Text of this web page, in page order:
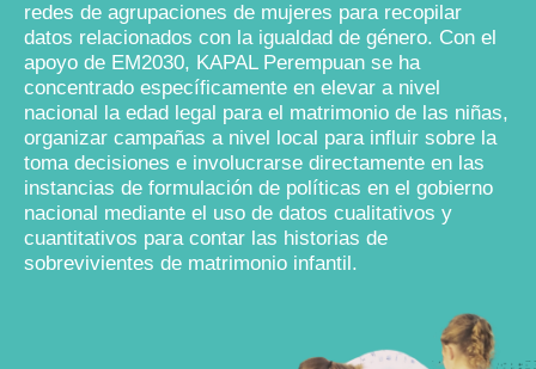
redes de agrupaciones de mujeres para recopilar
datos relacionados con la igualdad de género. Con el
apoyo de EM2030, KAPAL Perempuan se ha
concentrado específicamente en elevar a nivel
nacional la edad legal para el matrimonio de las niñas,
organizar campañas a nivel local para influir sobre la
toma decisiones e involucrarse directamente en las
instancias de formulación de políticas en el gobierno
nacional mediante el uso de datos cualitativos y
cuantitativos para contar las historias de
sobrevivientes de matrimonio infantil.